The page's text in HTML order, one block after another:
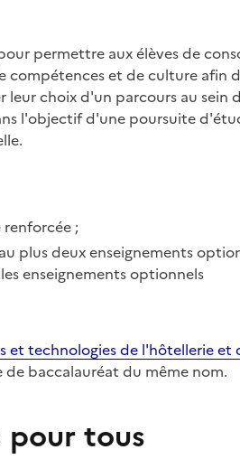
permettre aux élèves de
compétences et de culture afin
leur choix d'un parcours au sein
l'objectif d'une poursuite
;
plus deux enseignements
enseignements optionnels
et technologies de l'hôtellerie et
baccalauréat du même nom.
pour tous